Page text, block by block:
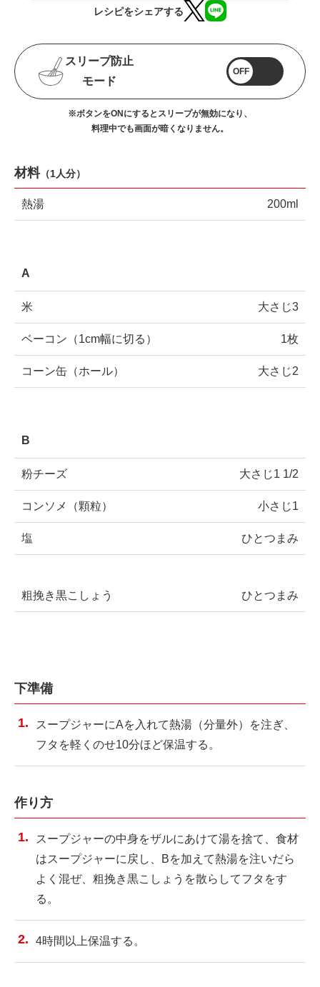
レシピをシェアする
スリープ防止
モード
OFF
※ボタンをONにするとスリープが無効になり、
料理中でも画面が暗くなりません。
材料（1人分）
熱湯 200ml
A
米 大さじ3
ベーコン（1cm幅に切る） 1枚
コーン缶（ホール） 大さじ2
B
粉チーズ 大さじ1 1/2
コンソメ（顆粒） 小さじ1
塩 ひとつまみ
粗挽き黒こしょう ひとつまみ
下準備
スープジャーにAを入れて熱湯（分量外）を注ぎ、
フタを軽くのせ10分ほど保温する。
作り方
スープジャーの中身をザルにあけて湯を捨て、食材
はスープジャーに戻し、Bを加えて熱湯を注いだら
よく混ぜ、粗挽き黒こしょうを散らしてフタをす
る。
4時間以上保温する。